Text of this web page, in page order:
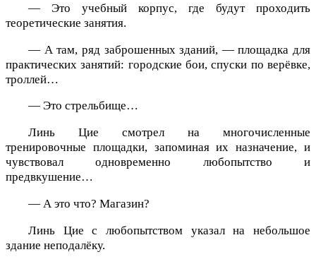
— Это учебный корпус, где будут проходить
теоретические занятия.
— А там, ряд заброшенных зданий, — площадка для
практических занятий: городские бои, спуски по верёвке,
троллей…
— Это стрельбище…
Линь Цие смотрел на многочисленные
тренировочные площадки, запоминая их назначение, и
чувствовал одновременно любопытство и
предвкушение…
— А это что? Магазин?
Линь Цие с любопытством указал на небольшое
здание неподалёку.